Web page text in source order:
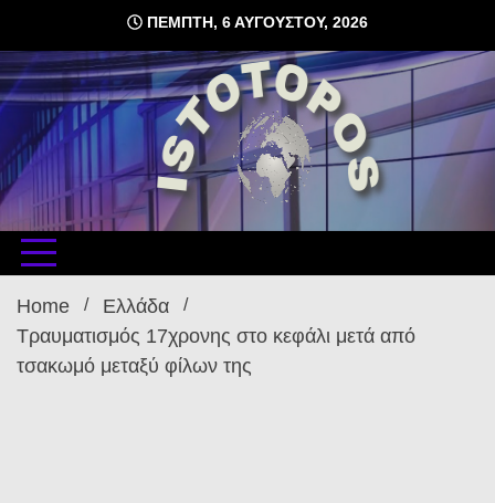
content
ΠΈΜΠΤΗ, 6 ΑΥΓΟΎΣΤΟΥ, 2026
δωρεάν φιλοξενία ιστοσελίδων , ειδήσεις
Home
Ελλάδα
Τραυματισμός 17χρονης στο κεφάλι μετά από
τσακωμό μεταξύ φίλων της